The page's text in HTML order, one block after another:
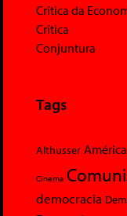
Crítica da
Crítica
Conjuntura
Tags
Althusser
Cinema
democracia